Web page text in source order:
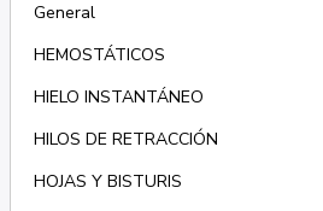
General
HEMOSTÁTICOS
HIELO INSTANTÁNEO
HILOS DE RETRACCIÓN
HOJAS Y BISTURIS